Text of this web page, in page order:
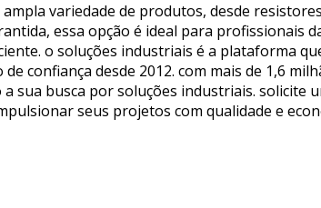
variedade de produtos, desde
essa opção é ideal para profissionais
o soluções industriais é a plataforma
confiança desde 2012. com mais de 1,6
sua busca por soluções industriais. solicite
seus projetos com qualidade e